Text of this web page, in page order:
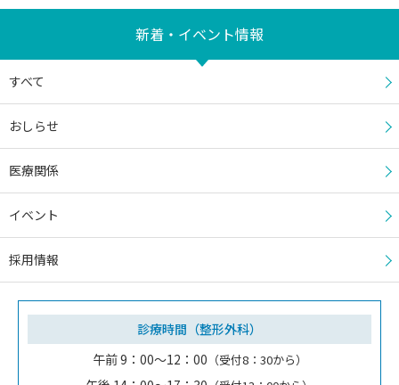
新着・イベント情報
すべて
おしらせ
医療関係
イベント
採用情報
診療時間（整形外科）
午前 9：00～12：00 （受付8：30から）